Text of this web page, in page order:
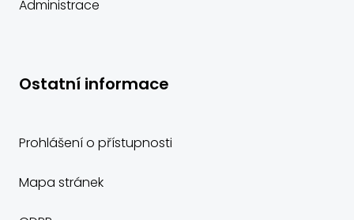
Administrace
Ostatní informace
Prohlášení o přístupnosti
Mapa stránek